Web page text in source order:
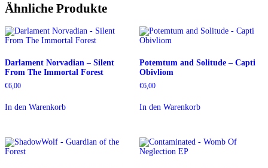
Ähnliche Produkte
Darlament Norvadian – Silent
From The Immortal Forest
€6,00
In den Warenkorb
Potemtum and Solitude – Capti
Obivliom
€6,00
In den Warenkorb